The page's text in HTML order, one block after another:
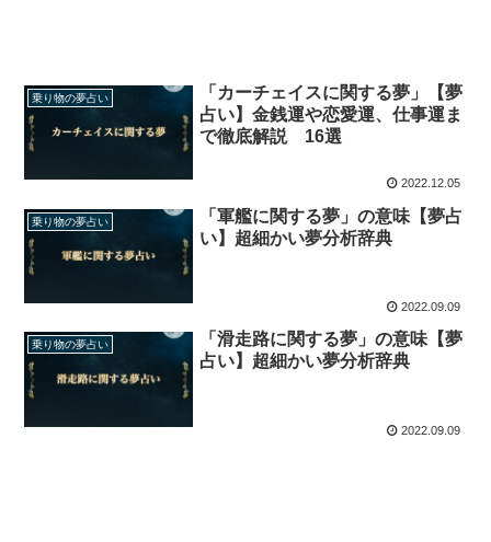
乗り物の夢占い
「カーチェイスに関する夢」【夢
占い】金銭運や恋愛運、仕事運ま
で徹底解説 16選
2022.12.05
乗り物の夢占い
「軍艦に関する夢」の意味【夢占
い】超細かい夢分析辞典
2022.09.09
乗り物の夢占い
「滑走路に関する夢」の意味【夢
占い】超細かい夢分析辞典
2022.09.09